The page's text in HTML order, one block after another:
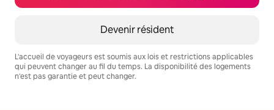
Devenir résident
L'accueil de voyageurs est soumis aux lois et restrictions applicables
qui peuvent changer au fil du temps. La disponibilité des logements
n'est pas garantie et peut changer.